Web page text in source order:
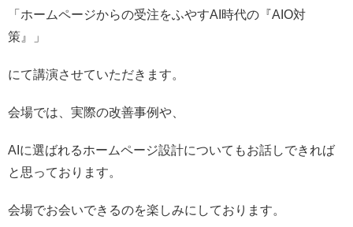
「ホームページからの受注をふやすAI時代の『AIO対
策』」
にて講演させていただきます。
会場では、実際の改善事例や、
AIに選ばれるホームページ設計についてもお話しできれば
と思っております。
会場でお会いできるのを楽しみにしております。